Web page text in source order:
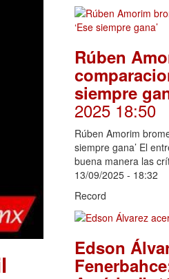
Rúben
siempre
2025 18:50
Rúben Amorim
siempre gana’ El
buena manera las
13/09/2025 - 18:32
Record
Edson